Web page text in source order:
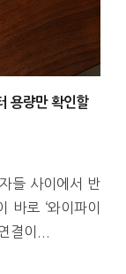
용량만 확인할
들 사이에서 반
바로 ‘와이파이
결이...